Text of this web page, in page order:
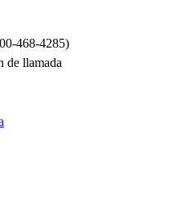
468-4285)
de llamada